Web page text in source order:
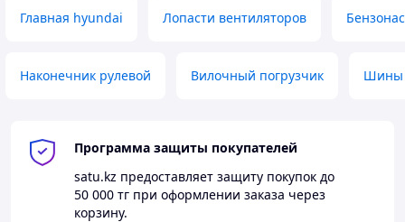
Главная hyundai Лопасти вентиляторов
Наконечник рулевой Вилочный погрузчик Шины
Программа защиты покупателей
satu.kz предоставляет защиту покупок до
50 000 тг при оформлении заказа через
корзину.